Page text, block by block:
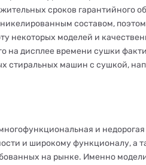
сроков гарантийного
составом,
некоторых моделей и
на дисплее времени сушки
стиральных машин с сушкой,
и
и широкому функционалу, а
на рынке. Именно